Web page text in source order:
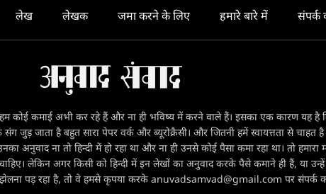
लेख लेखक जमा करने के लिए हमारे बारे में संपर्क
कमाई अभी कर रहे हैं और ना ही भविष्य में करने वाले हैं। इसका एक कारण यह है
जाता है बहुत सारा पेपर वर्क और ब्यूरोक्रैसी। और जितनी हमें स्वायत्तता से चाहत
अनुवाद ना तो हिन्दी में हो रहा था और ना ही उनसे कोई पैसा कमा रहा था। तो
लेकिन अगर किसी को हिन्दी में इन लेखों का अनुवाद करके पैसे कमाने ही हैं, या
पड़ रहा है, तो वे हमसे कृपया करके anuvadsamvad@gmail.com पर संपर्क